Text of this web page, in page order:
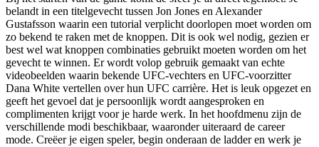
belandt in een titelgevecht tussen Jon Jones en Alexander
Gustafsson waarin een tutorial verplicht doorlopen moet worden om
zo bekend te raken met de knoppen. Dit is ook wel nodig, gezien er
best wel wat knoppen combinaties gebruikt moeten worden om het
gevecht te winnen. Er wordt volop gebruik gemaakt van echte
videobeelden waarin bekende UFC-vechters en UFC-voorzitter
Dana White vertellen over hun UFC carrière. Het is leuk opgezet en
geeft het gevoel dat je persoonlijk wordt aangesproken en
complimenten krijgt voor je harde werk. In het hoofdmenu zijn de
verschillende modi beschikbaar, waaronder uiteraard de career
mode. Creëer je eigen speler, begin onderaan de ladder en werk je